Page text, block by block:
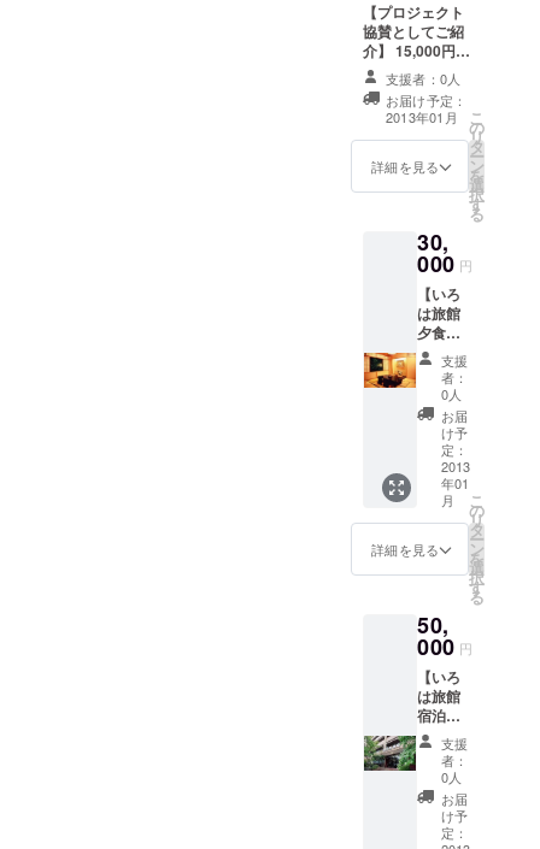
【プロジェクト
協賛としてご紹
介】 15,000円の
お返し品＋ペー
ジいいね！1,100
件を超える京都
すまいるプロ
ジェクト
facebookページ
しくはニック
ネーム）をご紹
支援者：0人
お届け予定：
2013年01月
詳細を見る
こ
の
リ
タ
ー
ン
を
選
択
す
る
30,
000 円
【いろ
は旅館
夕食
券】
20,000
円のお
返し品
＋創業
102年を
迎える
京都の
老舗旅
館、い
ろは旅
館のご
夕食券
は旅館
空室時
に限り
ます）
支援
者：
0人
お届
け予
定：
2013
年01
月
詳細を見る
こ
の
リ
タ
ー
ン
を
選
択
す
る
50,
000 円
【いろ
は旅館
宿泊
券】
30,000
円のお
返し品
＋創業
102年を
支援
者：
0人
お届
け予
定：